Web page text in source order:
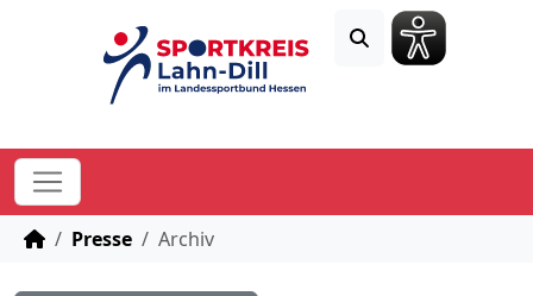
STARTSEITE
Presse Archiv